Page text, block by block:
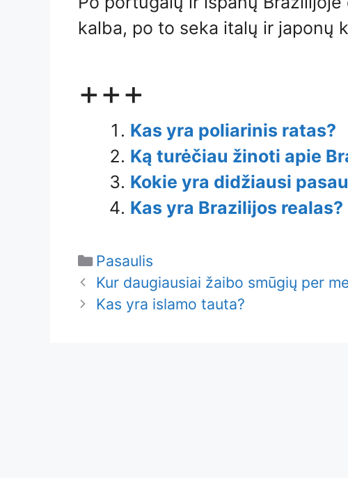
kalba, po to seka italų ir japonų
+++
Kas yra poliarinis ratas?
Ką turėčiau žinoti apie
Kokie yra didžiausi
Kas yra Brazilijos realas?
Categories
Pasaulis
Kur daugiausiai žaibo smūgių per
Kas yra islamo tauta?